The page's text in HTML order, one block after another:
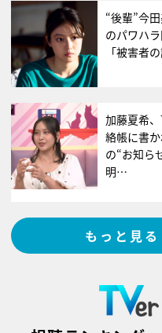
“後輩”今
のパワハ
「被害者
加藤夏希
絡帳に書
の“お知
明…
もっと見る